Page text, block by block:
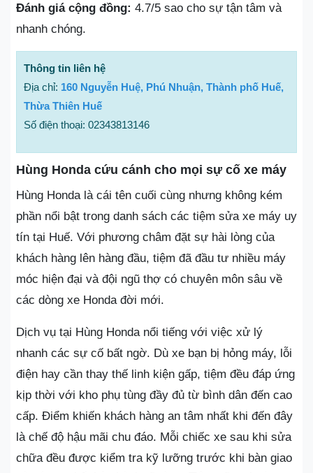
Đánh giá cộng đồng: 4.7/5 sao cho sự tận tâm và
nhanh chóng.
Thông tin liên hệ
Địa chỉ: 160 Nguyễn Huệ, Phú Nhuận, Thành phố Huế,
Thừa Thiên Huế
Số điện thoại: 02343813146
Hùng Honda cứu cánh cho mọi sự cố xe máy
Hùng Honda là cái tên cuối cùng nhưng không kém
phần nổi bật trong danh sách các tiệm sửa xe máy uy
tín tại Huế. Với phương châm đặt sự hài lòng của
khách hàng lên hàng đầu, tiệm đã đầu tư nhiều máy
móc hiện đại và đội ngũ thợ có chuyên môn sâu về
các dòng xe Honda đời mới.
Dịch vụ tại Hùng Honda nổi tiếng với việc xử lý
nhanh các sự cố bất ngờ. Dù xe bạn bị hỏng máy, lỗi
điện hay cần thay thế linh kiện gấp, tiệm đều đáp ứng
kịp thời với kho phụ tùng đầy đủ từ bình dân đến cao
cấp. Điểm khiến khách hàng an tâm nhất khi đến đây
là chế độ hậu mãi chu đáo. Mỗi chiếc xe sau khi sửa
chữa đều được kiểm tra kỹ lưỡng trước khi bàn giao